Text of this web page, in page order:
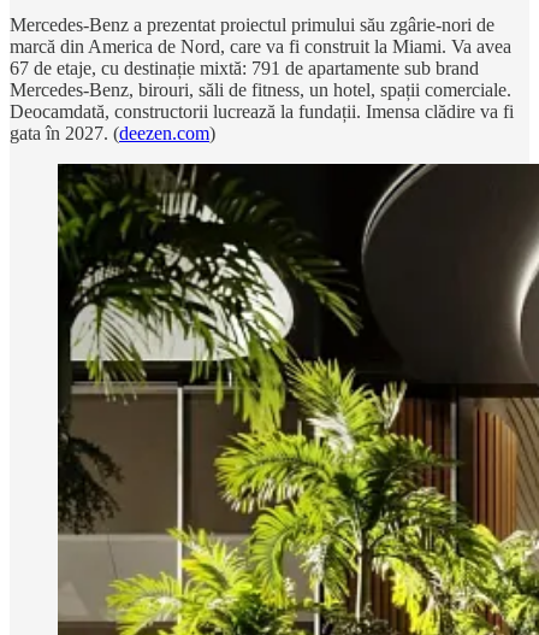
Mercedes-Benz a prezentat proiectul primului său zgârie-nori de
marcă din America de Nord, care va fi construit la Miami. Va avea
67 de etaje, cu destinație mixtă: 791 de apartamente sub brand
Mercedes-Benz, birouri, săli de fitness, un hotel, spații comerciale.
Deocamdată, constructorii lucrează la fundații. Imensa clădire va fi
gata în 2027. (deezen.com)